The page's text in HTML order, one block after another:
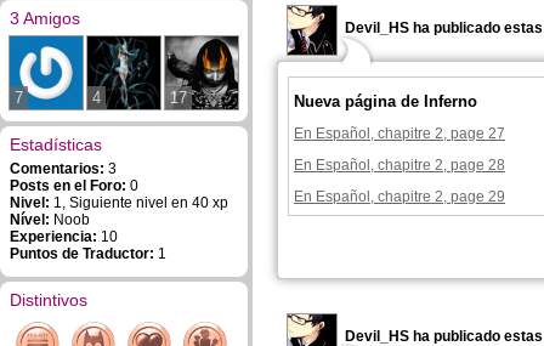
3 Amigos
7 4 17
Estadísticas
Comentarios: 3
Posts en el Foro: 0
Nivel: 1, Siguiente nivel en 40 xp
Nível: Noob
Experiencia: 10
Puntos de Traductor: 1
Distintivos
Devil_HS ha publicado
Nueva página de Inferno
En Español, chapitre 2, page 27
En Español, chapitre 2, page 28
En Español, chapitre 2, page 29
Devil_HS ha publicado